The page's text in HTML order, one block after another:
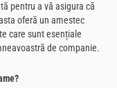
pentru a vă asigura că
oferă un amestec
care sunt esențiale
de companie.